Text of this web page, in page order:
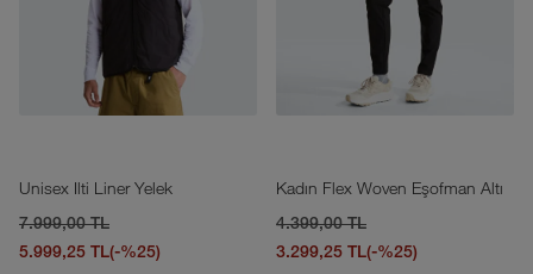
Unisex Ilti Liner Yelek
7.999,00 TL
5.999,25 TL(-%25)
Kadın Flex Woven Eşofman Altı
4.399,00 TL
3.299,25 TL(-%25)